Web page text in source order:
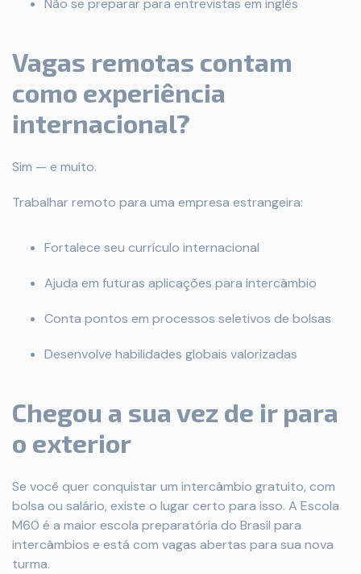
Não se preparar para entrevistas em inglês
Vagas remotas contam
como experiência
internacional?
Sim — e muito.
Trabalhar remoto para uma empresa estrangeira:
Fortalece seu currículo internacional
Ajuda em futuras aplicações para intercâmbio
Conta pontos em processos seletivos de bolsas
Desenvolve habilidades globais valorizadas
Chegou a sua vez de ir para
o exterior
Se você quer conquistar um intercâmbio gratuito, com
bolsa ou salário, existe o lugar certo para isso. A Escola
M60 é a maior escola preparatória do Brasil para
intercâmbios e está com vagas abertas para sua nova
turma.